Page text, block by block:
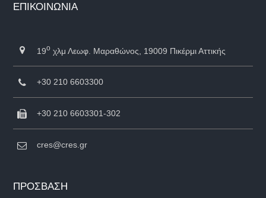
ΕΠΙΚΟΙΝΩΝΙΑ
19ο χλμ Λεωφ. Μαραθώνος, 19009 Πικέρμι Αττικής
+30 210 6603300
+30 210 6603301-302
cres@cres.gr
ΠΡΟΣΒΑΣΗ